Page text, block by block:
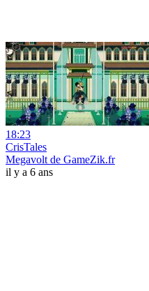
18:23
CrisTales
Megavolt de GameZik.fr
il y a 6 ans